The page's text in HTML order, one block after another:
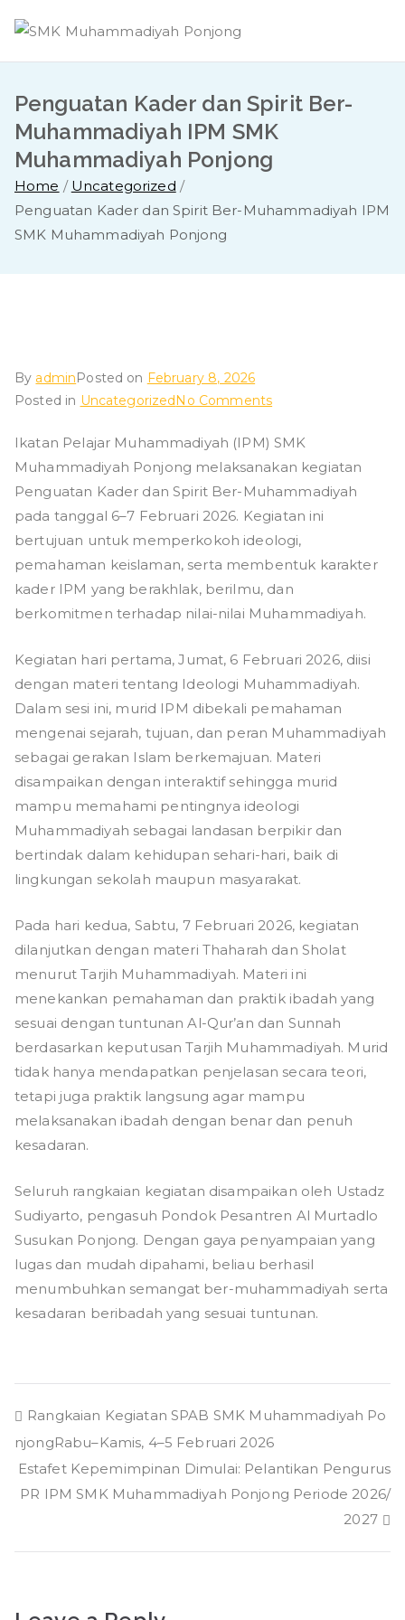
content
Penguatan Kader dan Spirit Ber-
Muhammadiyah IPM SMK
Muhammadiyah Ponjong
Home
Uncategorized
Penguatan Kader dan Spirit Ber-Muhammadiyah IPM
SMK Muhammadiyah Ponjong
By adminPosted on February 8, 2026
Posted in UncategorizedNo Commentson
Kader
dan
Spirit
Ber-
Muhammadiyah
IPM
SMK
Ikatan Pelajar Muhammadiyah (IPM) SMK
Muhammadiyah Ponjong melaksanakan kegiatan
Penguatan Kader dan Spirit Ber-Muhammadiyah
pada tanggal 6–7 Februari 2026. Kegiatan ini
bertujuan untuk memperkokoh ideologi,
pemahaman keislaman, serta membentuk karakter
kader IPM yang berakhlak, berilmu, dan
berkomitmen terhadap nilai-nilai Muhammadiyah.
Kegiatan hari pertama, Jumat, 6 Februari 2026, diisi
dengan materi tentang Ideologi Muhammadiyah.
Dalam sesi ini, murid IPM dibekali pemahaman
mengenai sejarah, tujuan, dan peran Muhammadiyah
sebagai gerakan Islam berkemajuan. Materi
disampaikan dengan interaktif sehingga murid
mampu memahami pentingnya ideologi
Muhammadiyah sebagai landasan berpikir dan
bertindak dalam kehidupan sehari-hari, baik di
lingkungan sekolah maupun masyarakat.
Pada hari kedua, Sabtu, 7 Februari 2026, kegiatan
dilanjutkan dengan materi Thaharah dan Sholat
menurut Tarjih Muhammadiyah. Materi ini
menekankan pemahaman dan praktik ibadah yang
sesuai dengan tuntunan Al-Qur’an dan Sunnah
berdasarkan keputusan Tarjih Muhammadiyah. Murid
tidak hanya mendapatkan penjelasan secara teori,
tetapi juga praktik langsung agar mampu
melaksanakan ibadah dengan benar dan penuh
kesadaran.
Seluruh rangkaian kegiatan disampaikan oleh Ustadz
Sudiyarto, pengasuh Pondok Pesantren Al Murtadlo
Susukan Ponjong. Dengan gaya penyampaian yang
lugas dan mudah dipahami, beliau berhasil
menumbuhkan semangat ber-muhammadiyah serta
kesadaran beribadah yang sesuai tuntunan.
Post
navigation
Rangkaian Kegiatan SPAB SMK Muhammadiyah Po
njongRabu–Kamis, 4–5 Februari 2026
Estafet Kepemimpinan Dimulai: Pelantikan Pengurus
PR IPM SMK Muhammadiyah Ponjong Periode 2026/
2027